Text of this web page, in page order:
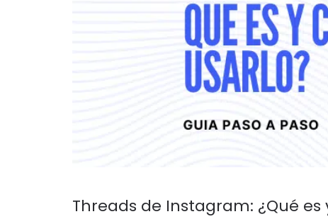
Threads de Instagram: ¿Qué